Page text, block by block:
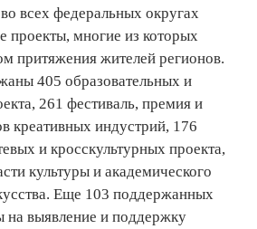
всех федеральных округах
проекты, многие из которых
притяжения жителей регионов.
405 образовательных и
261 фестиваль, премия и
креативных индустрий, 176
и кросскультурных проекта,
культуры и академического
Еще 103 поддержанных
на выявление и поддержку